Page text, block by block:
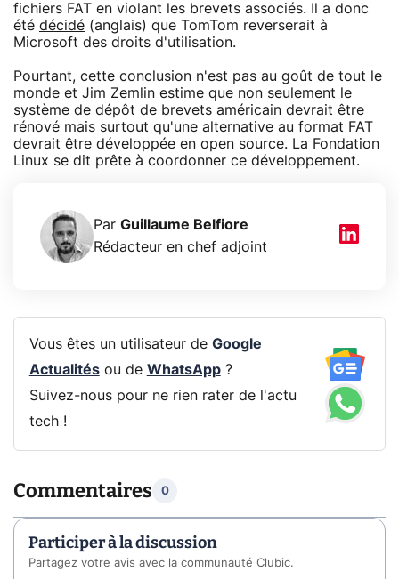
fichiers FAT en violant les brevets associés. Il a donc
été décidé (anglais) que TomTom reverserait à
Microsoft des droits d'utilisation.
Pourtant, cette conclusion n'est pas au goût de tout le
monde et Jim Zemlin estime que non seulement le
système de dépôt de brevets américain devrait être
rénové mais surtout qu'une alternative au format FAT
devrait être développée en open source. La Fondation
Linux se dit prête à coordonner ce développement.
Par Guillaume Belfiore
Rédacteur en chef adjoint
Vous êtes un utilisateur de Google
Actualitésou de WhatsApp?
Suivez-nous pour ne rien rater de l'actu
tech !
Commentaires 0
Participer à la discussion
Partagez votre avis avec la communauté Clubic.